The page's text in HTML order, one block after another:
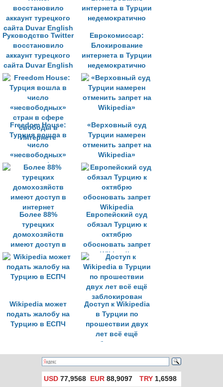
Верховного суда
Руководство Twitter
восстановило
аккаунт турецкого
сайта Duvar English
Еврокомиссар:
Блокирование
интернета в Турции
недемократично
Freedom House:
Турция вошла в
число
«несвободных»
стран в сфере
свободы в
Интернете
«Верховный суд
Турции намерен
отменить запрет на
Wikipedia»
Более 88%
турецких
домохозяйств
имеют доступ в
интернет
Европейский суд
обязал Турцию к
октябрю
обосновать запрет
Wikipedia
Wikipedia может
подать жалобу на
Турцию в ЕСПЧ
Доступ к Wikipedia
в Турции по
прошествии двух
лет всё ещё
заблокирован
USD 77,9568 EUR 88,9097 TRY1,6598